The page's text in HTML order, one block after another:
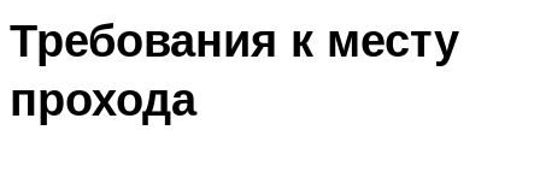
Требования к месту
прохода